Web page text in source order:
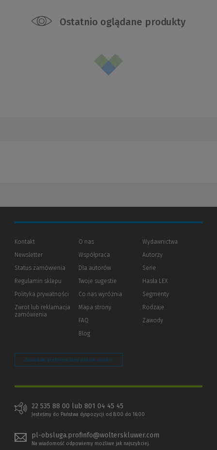
Ostatnio oglądane produkty
Kontakt
Newsletter
Status zamówienia
Regulamin sklepu
Polityka prywatności (Nowe
(Link
innej
Zwrot lub reklamacja
zamówienia
O nas
Współpraca
Dla autorów(Nowe
(Link
innej
strony)
Twoje sugestie
Co nas wyróżnia
Mapa strony
FAQ
Blog
Wydawnictwa
Autorzy
Serie
Hasła LEX
Segmenty
Rodzaje
Zawody
Zarządzaj preferencjami plików cookie
22 535 88 00 lub 801 04 45 45
Jesteśmy do Państwa dyspozycji od 8:00 do 16:00
pl-obsluga.profinfo@wolterskluwer.com
Na wiadomość odpowiemy możliwe jak najszybciej.